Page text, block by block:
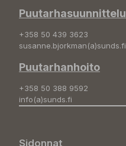
Puutarhasuunnittelu
+358 50 439 3623
susanne.bjorkman(a)sunds.fi
Puutarhanhoito
+358 50 388 9592
info(a)sunds.fi
Sidonnat